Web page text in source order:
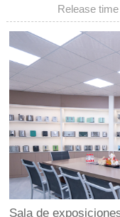
Release
Sala de